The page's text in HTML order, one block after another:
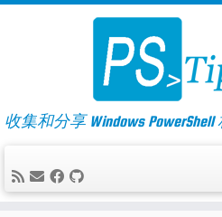
Skip
收集和分享 Windows